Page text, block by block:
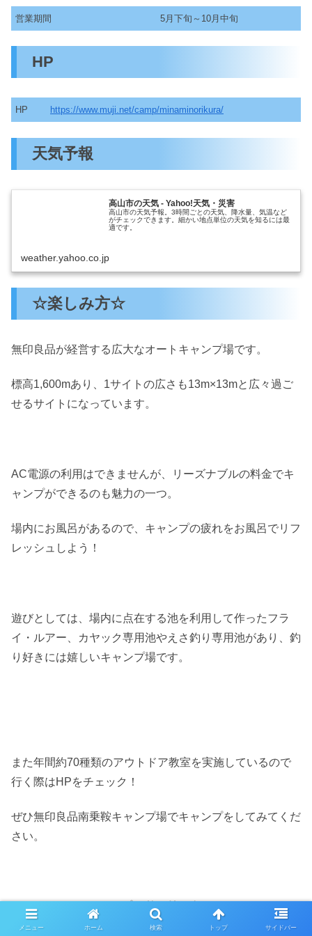
営業期間 5月下旬～10月中旬
HP
HP https://www.muji.net/camp/minaminorikura/
天気予報
高山市の天気 - Yahoo!天気・災害
高山市の天気予報。3時間ごとの天気、降水量、気温など
がチェックできます。細かい地点単位の天気を知るには最
適です。
weather.yahoo.co.jp
☆楽しみ方☆
無印良品が経営する広大なオートキャンプ場です。
標高1,600mあり、1サイトの広さも13m×13mと広々過ご
せるサイトになっています。
AC電源の利用はできませんが、リーズナブルの料金でキ
ャンプができるのも魅力の一つ。
場内にお風呂があるので、キャンプの疲れをお風呂でリフ
レッシュしよう！
遊びとしては、場内に点在する池を利用して作ったフラ
イ・ルアー、カヤック専用池やえさ釣り専用池があり、釣
り好きには嬉しいキャンプ場です。
また年間約70種類のアウトドア教室を実施しているので
行く際はHPをチェック！
ぜひ無印良品南乗鞍キャンプ場でキャンプをしてみてくだ
さい。
スポンサーリンク
メニュー ホーム 検索 トップ サイドバー